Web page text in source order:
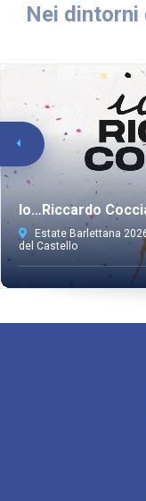
Nei dintorni
Io…Riccardo
Estate Barlettana
del Castello